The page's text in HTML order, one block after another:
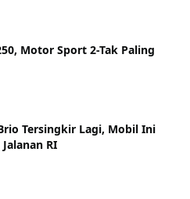
Motor Sport 2-Tak Paling
Tersingkir Lagi, Mobil Ini
Jalanan RI